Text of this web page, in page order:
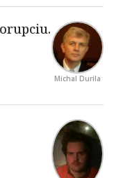
Michal Durila